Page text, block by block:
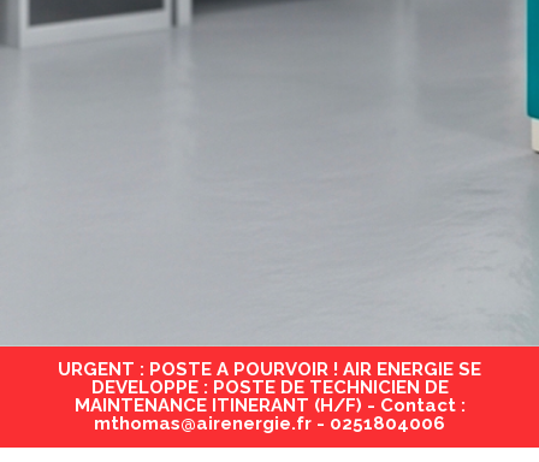
URGENT : POSTE A POURVOIR ! AIR ENERGIE SE
DEVELOPPE : POSTE DE TECHNICIEN DE
MAINTENANCE ITINERANT (H/F) - Contact :
mthomas@airenergie.fr - 0251804006